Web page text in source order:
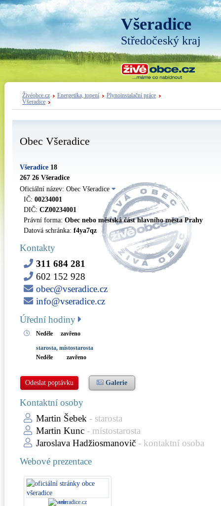
Všeradice
Středočeský kraj
Živéobce.cz Energetika, topení
Plynoinstalační práce
Všeradice
Obec Všeradice
Všeradice 18
267 26 Všeradice
Oficiální název: Obec Všeradice
IČ: 00234001
DIČ: CZ00234001
Právní forma: Obec nebo městská část hlavního města Prahy
Datová schránka: f4ya7qz
Kontakty
311 684 281
602 152 928
obec@vseradice.cz
info@vseradice.cz
Úřední hodiny
Neděle zavřeno
starosta, místostarosta
Neděle
zavřeno
Odeslat poptávku Galerie
Kontaktní osoby
Martin Šebek - starosta
Martin Kunc - místostarosta
Jaroslava Hadžiosmanovič - kontaktní osoba
Webové prezentace
vseradice.cz